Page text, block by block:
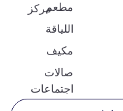
مطعممركز
اللياقة
مكيف
صالات
اجتماعات